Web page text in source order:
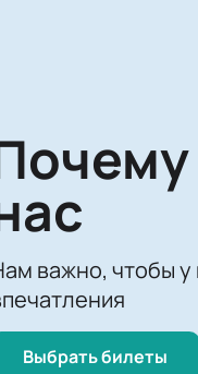
на льду Арены-
Не упустите шанс
команду и
важно, чтобы у
Выбрать билеты